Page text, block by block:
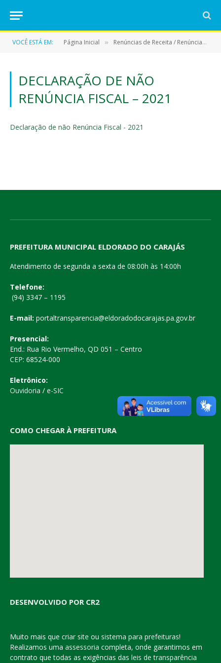
VOCÊ ESTÁ EM: Página Inicial » Renúncias de Receita / Renúncias Fiscais
DECLARAÇÃO DE NÃO
RENÚNCIA FISCAL – 2021
Declaração de não Renúncia Fiscal - 2021
PREFEITURA MUNICIPAL ELDORADO DO CARAJÁS
Atendimento de segunda a sexta de 08:00h às 14:00h
Telefone:
(94) 3347 – 1195
E-mail: portaltransparencia@eldoradodocarajas.pa.gov.br
Presencial:
End.: Rua Rio Vermelho, QD 051 – Centro
CEP: 68524-000
Eletrônico:
Ouvidoria / e-SIC
COMO CHEGAR À PREFEITURA
DESENVOLVIDO POR CR2
Muito mais que criar site ou sistema para prefeituras!
Realizamos uma assessoria completa, onde garantimos em
contrato que todas as exigências das leis de transparência